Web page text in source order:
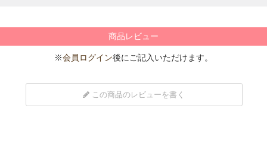
商品レビュー
※会員ログイン後にご記入いただけます。
この商品のレビューを書く